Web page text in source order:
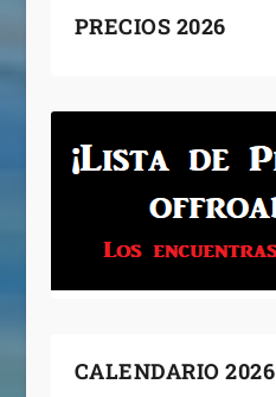
PRECIOS 2026
CALENDARIO 2026